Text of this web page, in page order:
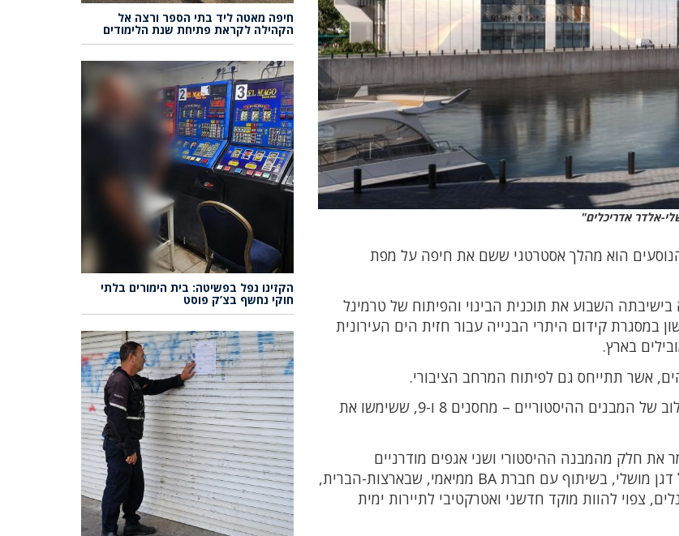
אלדר אדריכלים"
הנוסעים הוא מהלך אסטרטגי ששם את חיפה על מפת
השבוע את תוכנית הבינוי והפיתוח של טרמינל
במסגרת קידום היתרי הבנייה עבור חזית הים העירונית
בארץ.
אשר תתייחס גם לפיתוח המרחב הציבורי.
הטרמינל החדש יהווה שער בינלאומי לנוסעים ויכלול שילוב של המבנים ההיסטוריים – מחסנים 8 ו-9, ששימשו את
את חלק מהמבנה ההיסטורי ושני אגפים מודרניים
שישתלבו בו. טרמינל הקרוזים, אשר תוכנן על ידי אדריכל דגן מושלי, בשיתוף עם חברת BA ממיאמי, שבארצות-הברית,
צפוי להוות מוקד חדשני ואטרקטיבי לתיירות ימית
חיפה מאטה ליד בתי הספר ורצה אל
הקהילה לקראת פתיחת שנת הלימודים
הקזינו נפל בפשיטה: בית הימורים בלתי
חוקי נחשף בצ’ק פוסט